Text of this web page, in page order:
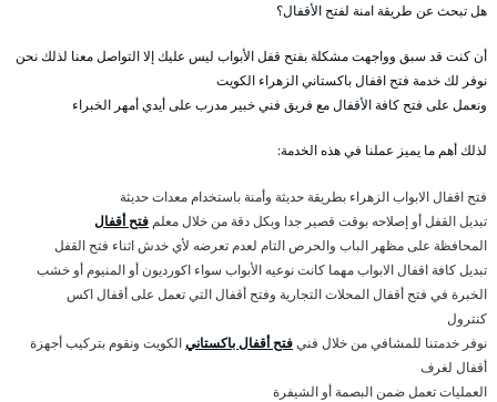
هل تبحث عن طريقة امنة لفتح الأقفال؟
أن كنت قد سبق وواجهت مشكلة بفتح قفل الأبواب ليس عليك إلا التواصل معنا لذلك نحن
نوفر لك خدمة فتح اقفال باكستاني الزهراء الكويت
ونعمل على فتح كافة الأقفال مع فريق فني خبير مدرب على أيدي أمهر الخبراء
لذلك أهم ما يميز عملنا في هذه الخدمة:
فتح اقفال الابواب الزهراء بطريقة حديثة وأمنة باستخدام معدات حديثة
تبديل القفل أو إصلاحه بوقت قصير جدا وبكل دقة من خلال معلم فتح أقفال
المحافظة على مظهر الباب والحرص التام لعدم تعرضه لأي خدش اثناء فتح القفل
تبديل كافة اقفال الابواب مهما كانت نوعيه الأبواب سواء اكورديون أو المنيوم أو خشب
الخبرة في فتح أقفال المحلات التجارية وفتح أقفال التي تعمل على أقفال اكس
كنترول
نوفر خدمتنا للمشافي من خلال فنيفتح أقفال باكستانيالكويت ونقوم بتركيب أجهزة
أقفال لغرف
العمليات تعمل ضمن البصمة أو الشيفرة